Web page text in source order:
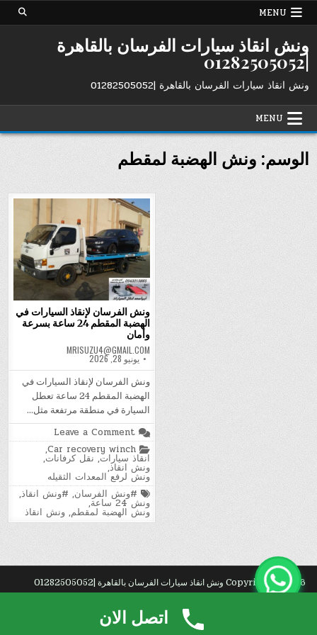
Skip
MENU
ونش انقاذ سيارات الفرسان بالقاهرة
|01282505052
ونش انقاذ سيارات الفرسان بالقاهرة |01282505052
MENU
الوسم: ونش الهضبة لمقطم
ونش الفرسان لإنقاذ السيارات في
الهضبة المقطم 24 ساعة بسرعة
وأمان
MRISUZU4@GMAIL.COM
يونيو 28, 2026
ونش الفرسان لإنقاذ السيارات في
الهضبة المقطم 24 ساعة تعطل
السيارة في منطقة مرتفعة مثل…
Leave a Comment
ونش
الفرسان
لإنقاذ
في
الهضبة
المقطم
ساعة
بسرعة
Posted
in
Car recovery winch
,
انقاذ سيارات, نقل كرفانات,
ونش انقاذ,
ونش لرفع المعدات الثقيله
Tagged
#ونش الفرسان, #ونش انقاذ,
ونش 24 ساعة ,
ونش الهضبة لمقطم,ونش انقاذ
Copyright © 2026 ونش انقاذ سيارات الفرسان بالقاهرة |01282505052
اتصل الان بمك?. شركة تنظيفخزانات بالمدينة.راء.